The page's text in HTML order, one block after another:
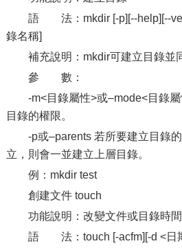
語 法：mkdir [-p][--help][--
錄名稱]
補充說明：mkdir可建立目錄並
參 數：
-m<目錄屬性>或–mode<目錄
目錄的權限。
-p或–parents 若所要建立目錄
立，則會一並建立上層目錄。
例：mkdir test
創建文件 touch
功能說明：改變文件或目錄時間
語 法：touch [-acfm][-d <日